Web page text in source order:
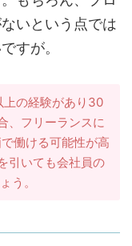
いという点では
すが。
上の経験があり30
、フリーランスに
働ける可能性が高
引いても会社員の
う。